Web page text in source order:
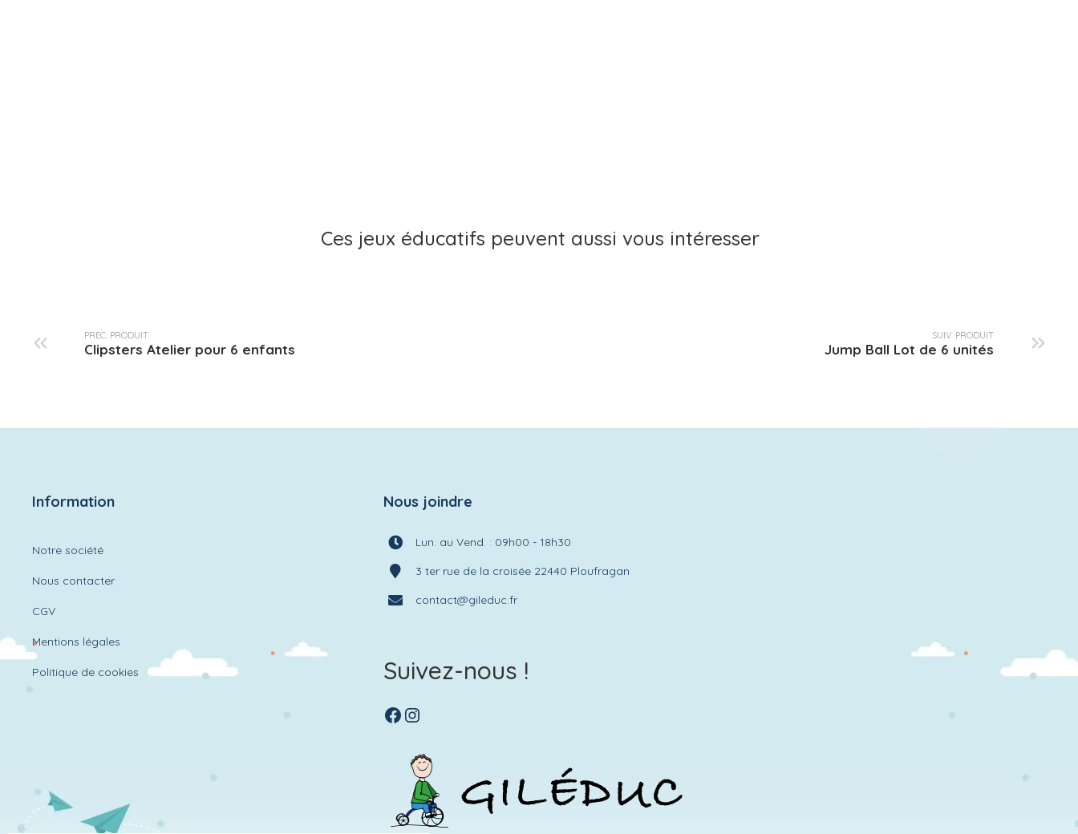
Ces jeux éducatifs peuvent aussi vous intéresser
PREC. PRODUIT
Clipsters Atelier pour 6 enfants
SUIV. PRODUIT
Jump Ball Lot de 6 unités
Information
Notre société
Nous contacter
CGV
Mentions légales
Politique de cookies
Nous joindre
Lun. au Vend. : 09h00 - 18h30
3 ter rue de la croisée 22440 Ploufragan
contact@gileduc.fr
Suivez-nous !
Facebook Instagram